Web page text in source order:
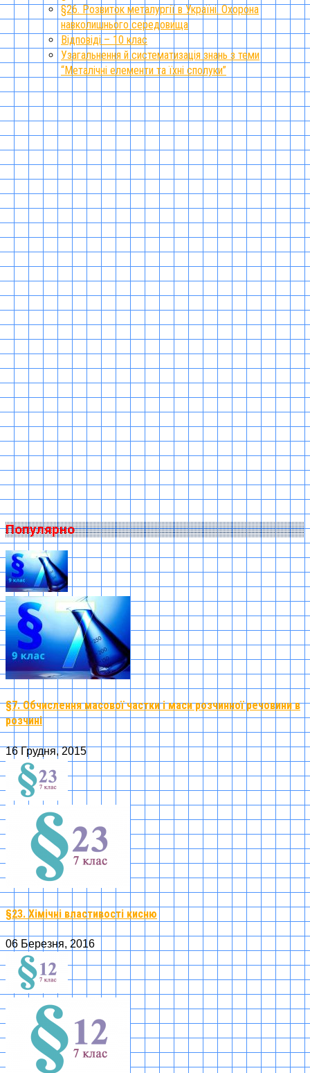
§26. Розвиток металургії в Україні. Охорона
навколишнього середовища
Відповіді – 10 клас
Узагальнення й систематизація знань з теми
“Металічні елементи та їхні сполуки”
Популярно
§7. Обчислення масової частки і маси розчинної речовини в
розчині
16 Грудня, 2015
§23. Хімічні властивості кисню
06 Березня, 2016